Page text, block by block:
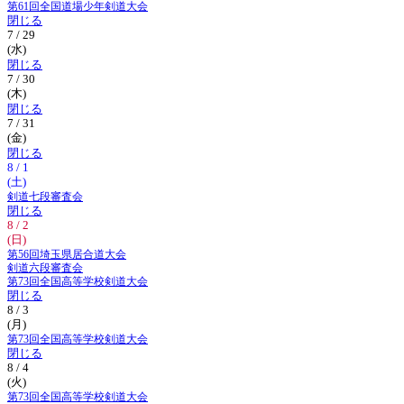
第61回全国道場少年剣道大会
閉じる
7 / 29
(水)
閉じる
7 / 30
(木)
閉じる
7 / 31
(金)
閉じる
8 / 1
(土)
剣道七段審査会
閉じる
8 / 2
(日)
第56回埼玉県居合道大会
剣道六段審査会
第73回全国高等学校剣道大会
閉じる
8 / 3
(月)
第73回全国高等学校剣道大会
閉じる
8 / 4
(火)
第73回全国高等学校剣道大会